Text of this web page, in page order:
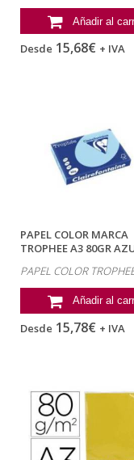
Añadir al
Desde 15,68€ + IVA
PAPEL COLOR MARCA
TROPHEE A3 80GR
Añadir al
Desde 15,78€ + IVA